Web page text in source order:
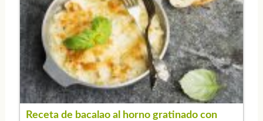
Receta de bacalao al horno gratinado con